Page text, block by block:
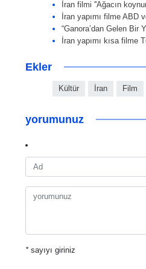
İran filmi ''Ağacın
İran yapımı filme ABD
“Ganora’dan Gelen Bir
İran yapımı kısa filme
Ekler
Kültür İran Film
yorumunuz
*sayıyı giriniz